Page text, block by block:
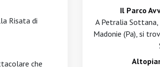
Risata di
che
Il Parco
A Petralia
Madonie (Pa), si